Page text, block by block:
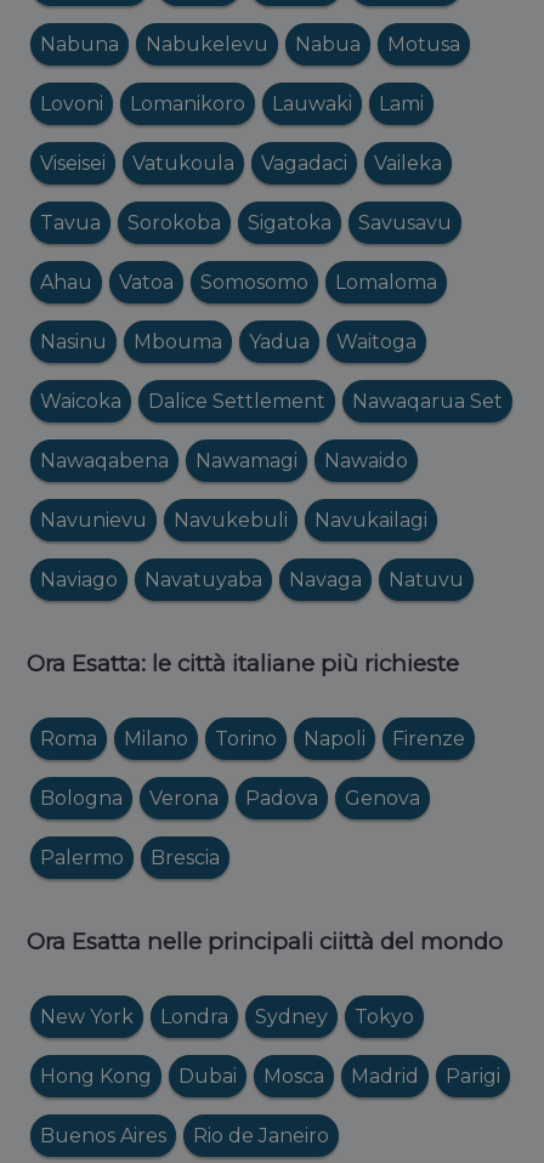
Nabuna Nabukelevu Nabua Motusa
Lovoni Lomanikoro Lauwaki Lami
Viseisei Vatukoula Vagadaci Vaileka
Tavua Sorokoba Sigatoka Savusavu
Ahau Vatoa Somosomo Lomaloma
Nasinu Mbouma Yadua Waitoga
Waicoka Dalice Settlement Nawaqarua Set
Nawaqabena Nawamagi Nawaido
Navunievu Navukebuli Navukailagi
Naviago Navatuyaba Navaga Natuvu
Ora Esatta: le città italiane più richieste
Roma Milano Torino Napoli Firenze
Bologna Verona Padova Genova
Palermo Brescia
Ora Esatta nelle principali ciittà del mondo
New York Londra Sydney Tokyo
Hong Kong Dubai Mosca Madrid Parigi
Buenos Aires Rio de Janeiro